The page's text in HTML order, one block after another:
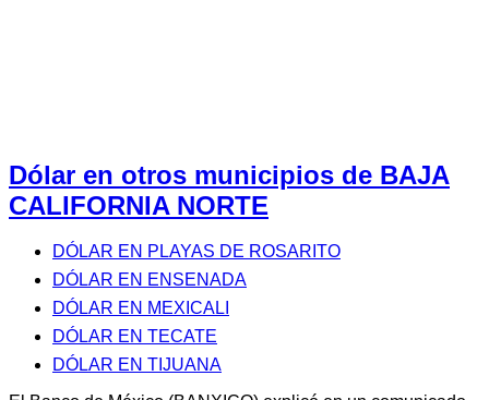
Dólar en otros municipios de BAJA
CALIFORNIA NORTE
DÓLAR EN PLAYAS DE ROSARITO
DÓLAR EN ENSENADA
DÓLAR EN MEXICALI
DÓLAR EN TECATE
DÓLAR EN TIJUANA